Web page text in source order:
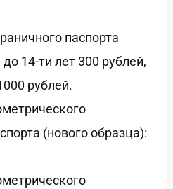
паспорта
14-ти лет 300 рублей,
рублей.
(нового образца):